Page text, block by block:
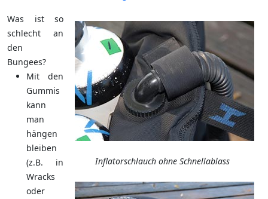
Inflatorschlauch ohne Schnellablass
Was ist so
schlecht an
den
Bungees?
Mit den
Gummis
kann
man
hängen
bleiben
(z.B. in
Wracks
oder